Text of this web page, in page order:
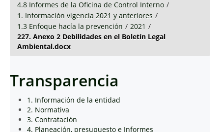
4.8 Informes de la Oficina de Control Interno /
1. Información vigencia 2021 y anteriores /
1.3 Enfoque hacía la prevención / 2021 /
227. Anexo 2 Debilidades en el Boletín Legal
Ambiental.docx
Transparencia
1. Información de la entidad
2. Normativa
3. Contratación
4. Planeación, presupuesto e Informes